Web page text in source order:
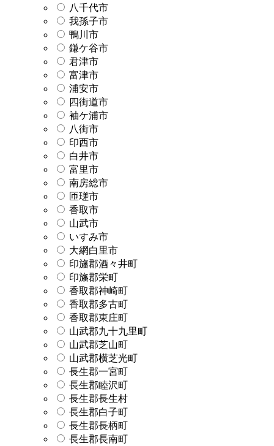
八千代市
我孫子市
鴨川市
鎌ケ谷市
君津市
富津市
浦安市
四街道市
袖ケ浦市
八街市
印西市
白井市
富里市
南房総市
匝瑳市
香取市
山武市
いすみ市
大網白里市
印旛郡酒々井町
印旛郡栄町
香取郡神崎町
香取郡多古町
香取郡東庄町
山武郡九十九里町
山武郡芝山町
山武郡横芝光町
長生郡一宮町
長生郡睦沢町
長生郡長生村
長生郡白子町
長生郡長柄町
長生郡長南町